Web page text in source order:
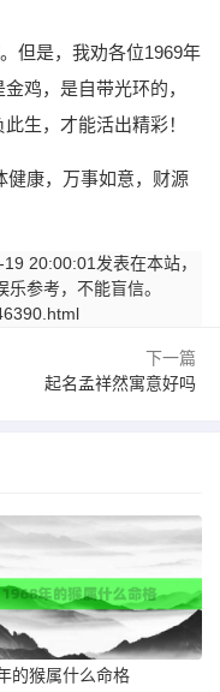
但是，我劝各位1969年
鸡，是自带光环的，
生，才能活出精彩！
健康，万事如意，财源
20:00:01发表在本站，
参考，不能盲信。
下一篇
起名孟祥然寓意好吗
的猴属什么命格